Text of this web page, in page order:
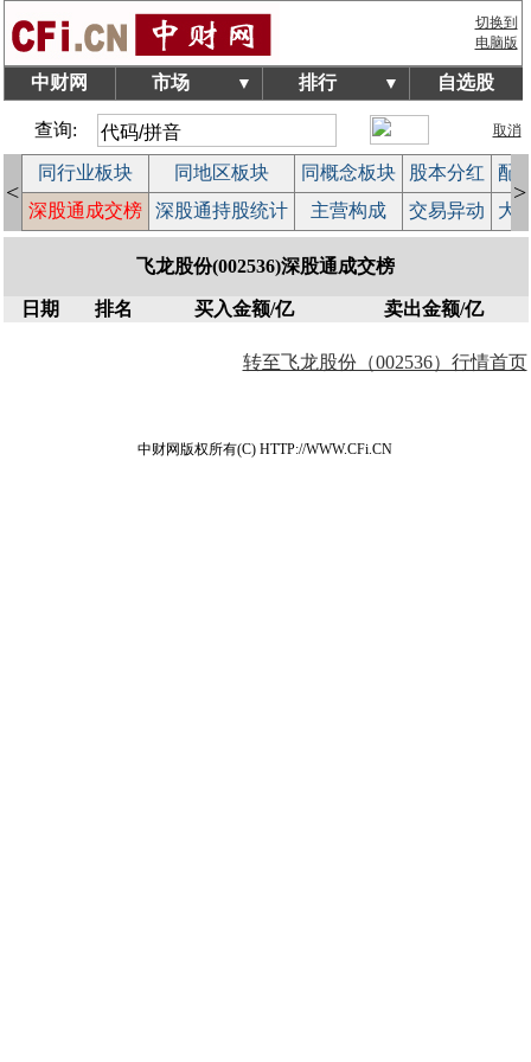
切换到
电脑版
中财网 市场 ▼ 排行 ▼ 自选股
查询: 取消
<
同行业板块 同地区板块 同概念板块 股本分红
配
深股通成交榜 深股通持股统计 主营构成 交易异动 大
>
飞龙股份(002536)深股通成交榜
日期 排名 买入金额/亿 卖出金额/亿
转至飞龙股份（002536）行情首页
中财网版权所有(C) HTTP://WWW.CFi.CN